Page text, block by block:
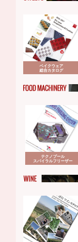
ベイクウェア
総合カタログ
テクノプール
スパイラルフリーザー